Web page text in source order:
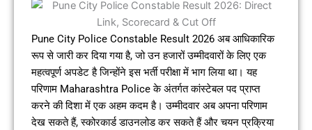
Pune City Police Constable Result 2026 अब आधिकारिक
रूप से जारी कर दिया गया है, जो उन हजारों उम्मीदवारों के लिए एक
महत्वपूर्ण अपडेट है जिन्होंने इस भर्ती परीक्षा में भाग लिया था। यह
परिणाम Maharashtra Police के अंतर्गत कांस्टेबल पद प्राप्त
करने की दिशा में एक अहम कदम है। उम्मीदवार अब अपना परिणाम
देख सकते हैं, स्कोरकार्ड डाउनलोड कर सकते हैं और चयन प्रक्रिया